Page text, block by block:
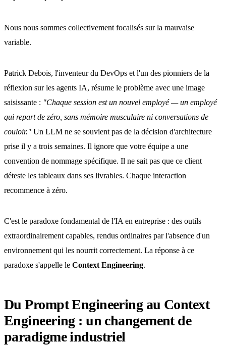
Nous nous sommes collectivement focalisés sur la mauvaise
variable.
Patrick Debois, l'inventeur du DevOps et l'un des pionniers de la
réflexion sur les agents IA, résume le problème avec une image
saisissante : "Chaque session est un nouvel employé — un employé
qui repart de zéro, sans mémoire musculaire ni conversations de
couloir." Un LLM ne se souvient pas de la décision d'architecture
prise il y a trois semaines. Il ignore que votre équipe a une
convention de nommage spécifique. Il ne sait pas que ce client
déteste les tableaux dans ses livrables. Chaque interaction
recommence à zéro.
C'est le paradoxe fondamental de l'IA en entreprise : des outils
extraordinairement capables, rendus ordinaires par l'absence d'un
environnement qui les nourrit correctement. La réponse à ce
paradoxe s'appelle le Context Engineering.
Du Prompt Engineering au Context
Engineering : un changement de
paradigme industriel